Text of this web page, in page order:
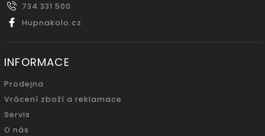
734 331 500
Hupnakolo.cz
INFORMACE
Prodejna
Vrácení zboží a reklamace
Servis
O nás